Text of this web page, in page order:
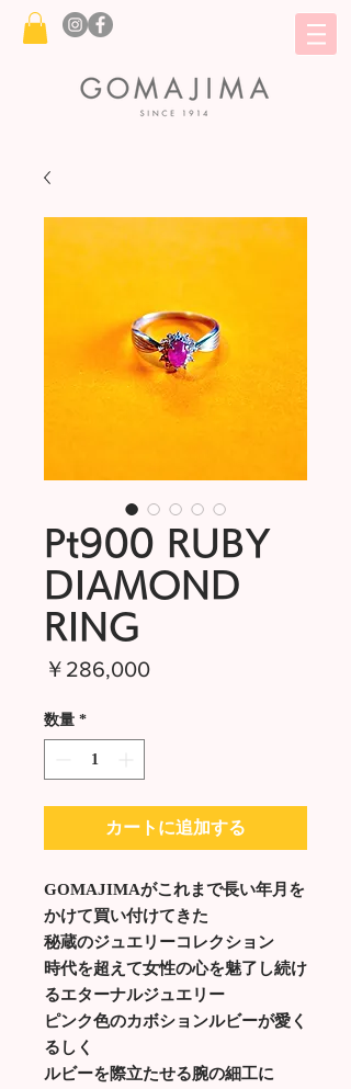
Pt900 RUBY
DIAMOND
RING
￥286,000価
数量 *
カートに追加する
GOMAJIMAがこれまで長い年月を
かけて買い付けてきた
秘蔵のジュエリーコレクション
時代を超えて女性の心を魅了し続け
るエターナルジュエリー
ピンク色のカボションルビーが愛く
るしく
ルビーを際立たせる腕の細工に